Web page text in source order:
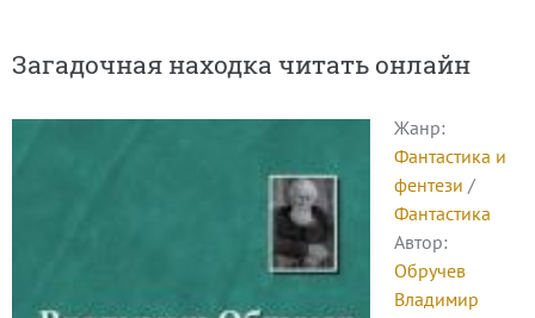
Загадочная находка читать онлайн
Жанр:
Фантастика и
фентези /
Фантастика
Автор:
Обручев
Владимир